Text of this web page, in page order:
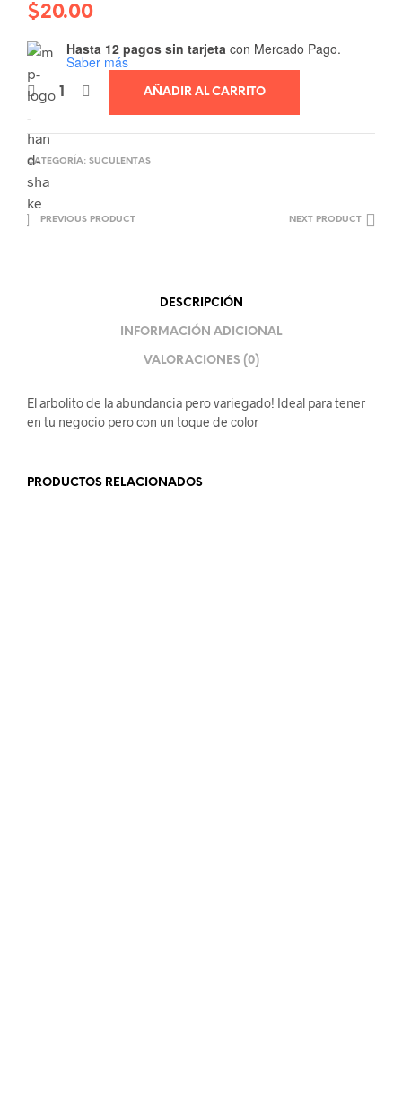
$20.00
Hasta 12 pagos sin tarjeta con Mercado Pago.
Saber más
AÑADIR AL CARRITO
CATEGORÍA: SUCULENTAS
PREVIOUS PRODUCT NEXT PRODUCT
DESCRIPCIÓN
INFORMACIÓN ADICIONAL
VALORACIONES (0)
El arbolito de la abundancia pero variegado! Ideal para tener
en tu negocio pero con un toque de color
PRODUCTOS RELACIONADOS